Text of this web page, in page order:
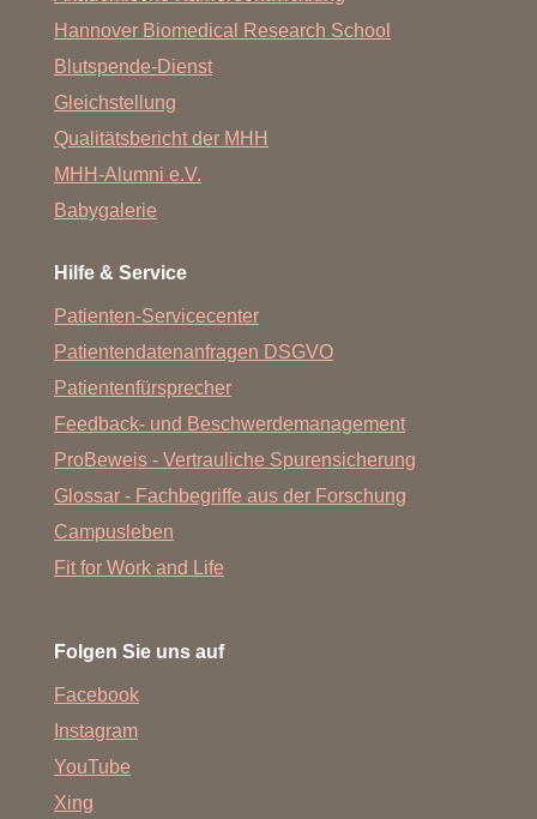
Hannover Biomedical Research School
Blutspende-Dienst
Gleichstellung
Qualitätsbericht der MHH
MHH-Alumni e.V.
Babygalerie
Hilfe & Service
Patienten-Servicecenter
Patientendatenanfragen DSGVO
Patientenfürsprecher
Feedback- und Beschwerdemanagement
ProBeweis - Vertrauliche Spurensicherung
Glossar - Fachbegriffe aus der Forschung
Campusleben
Fit for Work and Life
Folgen Sie uns auf
Facebook
Instagram
YouTube
Xing